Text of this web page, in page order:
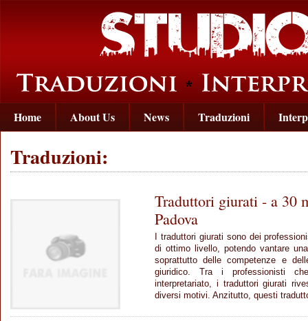
Home About Us News Traduzioni
Traduzioni:
Traduttori giurati - a 30
Padova
I traduttori giurati sono dei
di ottimo livello, potendo vantare
soprattutto delle competenze e
giuridico. Tra i professionisti
interpretariato, i traduttori giurati
diversi motivi. Anzitutto, questi